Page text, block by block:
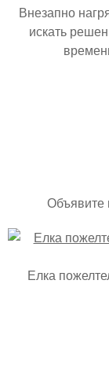
Внезапно
искать
Объявите
Елка